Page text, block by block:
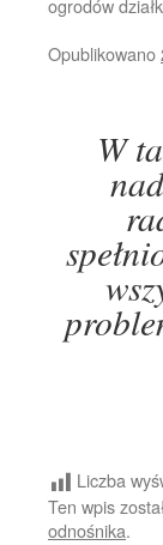
ogrodów
Opublikowano
W
Liczba
Ten wpis
odnośnika.